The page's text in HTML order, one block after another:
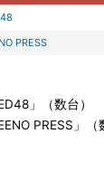
PRESS
」（数台）
PRESS」（